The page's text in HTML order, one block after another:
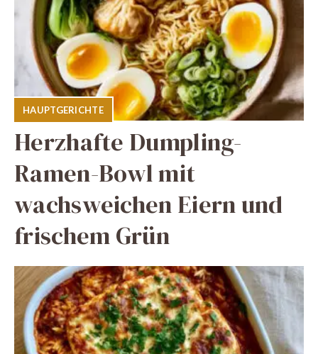
HAUPTGERICHTE
Herzhafte Dumpling-
Ramen-Bowl mit
wachsweichen Eiern und
frischem Grün